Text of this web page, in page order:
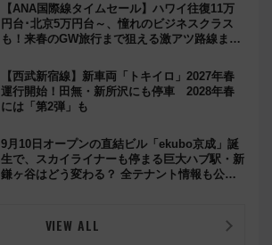
【ANA国際線タイムセール】ハワイ往復11万
円台･北京5万円台～、憧れのビジネスクラス
も！来春のGW旅行まで狙える激アツ路線まと
【西武新宿線】新車両「トキイロ」2027年春
運行開始！田無・新所沢にも停車 2028年春
には「第2弾」も
9月10日オープンの直結ビル「ekubo京成」誕
生で、スカイライナーも停まる巨大ハブ駅・新
鎌ヶ谷はどう変わる？ 全テナント情報も公
VIEW ALL